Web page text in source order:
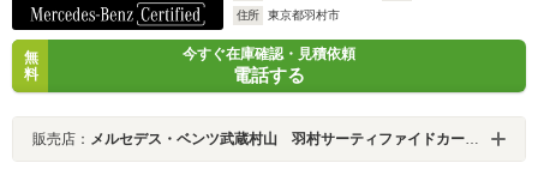
住所
東京都羽村市
無
料
今すぐ在庫確認・見積依頼
電話する
販売店： メルセデス・ベンツ武蔵村山 羽村サーティファイドカーセンター